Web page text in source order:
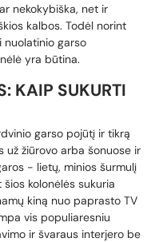
nekokybiška, net ir
kalbos. Todėl norint
nuolatinio garso
yra būtina.
KAIP SUKURTI
garso pojūtį ir tikrą
už žiūrovo arba šonuose ir
- lietų, minios šurmulį
kolonėlės sukuria
kiną nuo paprasto TV
vis populiaresniu
ir švaraus interjero be